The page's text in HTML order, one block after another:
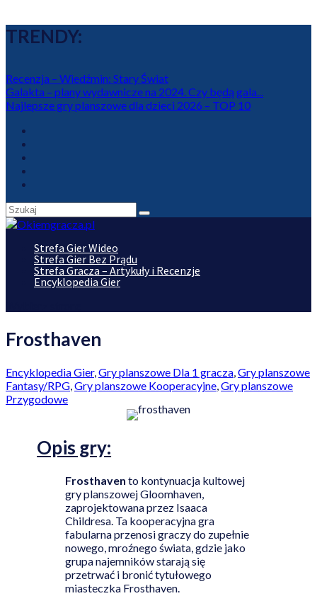
TRENDY:
Recenzja – Wiedźmin: Stary Świat
Galakta – plany wydawnicze na 2024. Czy będą gala...
Najlepsze gry planszowe dla dzieci 2026 – TOP 10
Strefa Gier Wideo
Strefa Gier Bez Prądu
Strefa Gracza – Artykuły i Recenzje
Encyklopedia Gier
Frosthaven
Encyklopedia Gier,Gry planszowe Dla 1 gracza,Gry planszowe
Fantasy/RPG,Gry planszowe Kooperacyjne,Gry planszowe
Przygodowe
Opis gry:
Frosthaven to kontynuacja kultowej
gry planszowej Gloomhaven,
zaprojektowana przez Isaaca
Childresa. Ta kooperacyjna gra
fabularna przenosi graczy do zupełnie
nowego, mroźnego świata, gdzie jako
grupa najemników starają się
przetrwać i bronić tytułowego
miasteczka Frosthaven.